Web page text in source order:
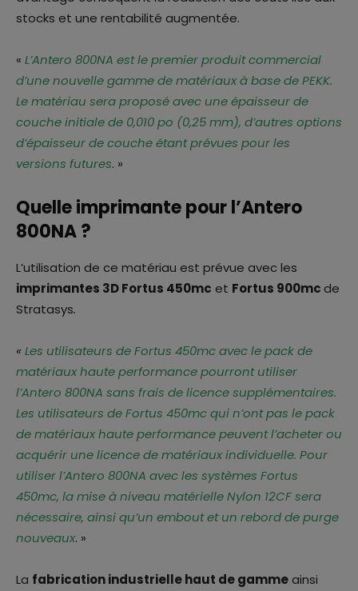
stocks et une rentabilité augmentée.
« L’Antero 800NA est le premier produit commercial
d’une nouvelle gamme de matériaux à base de PEKK.
Le matériau sera proposé avec une épaisseur de
couche initiale de 0,010 po (0,25 mm), d’autres options
d’épaisseur de couche étant prévues pour les
versions futures. »
Quelle imprimante pour l’Antero
800NA ?
L’utilisation de ce matériau est prévue avec les
imprimantes 3D Fortus 450mc et Fortus 900mcde
Stratasys.
«Les utilisateurs de Fortus 450mc avec le pack de
matériaux haute performance pourront utiliser
l’Antero 800NA sans frais de licence supplémentaires.
Les utilisateurs de Fortus 450mc qui n’ont pas le pack
de matériaux haute performance peuvent l’acheter ou
acquérir une licence de matériaux individuelle. Pour
utiliser l’Antero 800NA avec les systèmes Fortus
450mc, la mise à niveau matérielle Nylon 12CF sera
nécessaire, ainsi qu’un embout et un rebord de purge
nouveaux. »
La fabrication industrielle haut de gammeainsi